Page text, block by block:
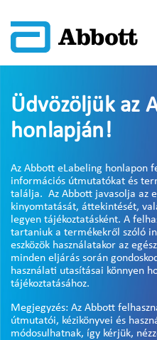
Üdvözöljük az
honlapján!
Az Abbott eLabeling honlapon
információs útmutatókat és
találja. Az Abbott javasolja az
kinyomtatását, áttekintését,
legyen tájékoztatásként. A
tartaniuk a termékekről szóló
eszközök használatakor az
minden eljárás során
használati utasításai könnyen
tájékoztatásához.
Megjegyzés: Az Abbott
útmutatói, kézikönyvei és
módosulhatnak, így kérjük,